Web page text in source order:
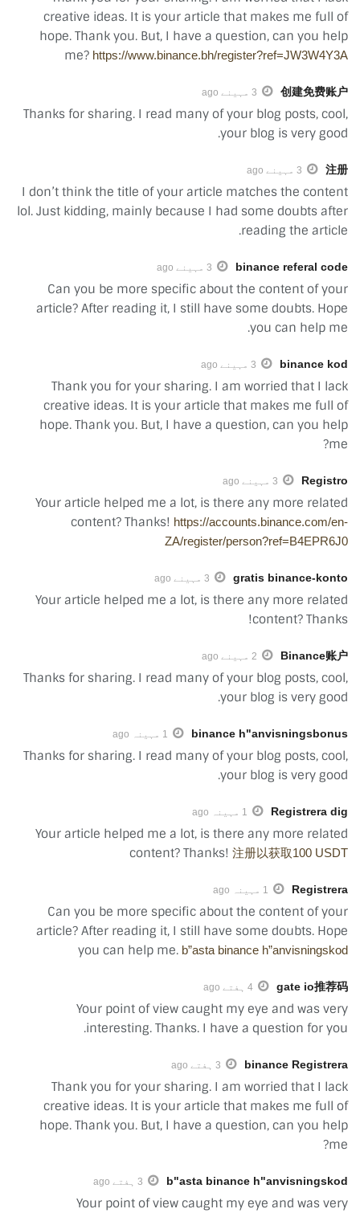
creative ideas. It is your article that makes me full of
hope. Thank you. But, I have a question, can you help
me? https://www.binance.bh/register?ref=JW3W4Y3A
创建免费账户 3 مہینے ago
Thanks for sharing. I read many of your blog posts, cool,
your blog is very good.
注册 3 مہینے ago
I don’t think the title of your article matches the content
lol. Just kidding, mainly because I had some doubts after
reading the article.
binance referal code 3 مہینے ago
Can you be more specific about the content of your
article? After reading it, I still have some doubts. Hope
you can help me.
binance kod 3 مہینے ago
Thank you for your sharing. I am worried that I lack
creative ideas. It is your article that makes me full of
hope. Thank you. But, I have a question, can you help
me?
Registro 3 مہینے ago
Your article helped me a lot, is there any more related
content? Thanks! https://accounts.binance.com/en-
ZA/register/person?ref=B4EPR6J0
gratis binance-konto 3 مہینے ago
Your article helped me a lot, is there any more related
content? Thanks!
Binance账户 2 مہینے ago
Thanks for sharing. I read many of your blog posts, cool,
your blog is very good.
binance h"anvisningsbonus 1 مہینہ ago
Thanks for sharing. I read many of your blog posts, cool,
your blog is very good.
Registrera dig 1 مہینہ ago
Your article helped me a lot, is there any more related
content? Thanks! 注册以获取100 USDT
Registrera 1 مہینہ ago
Can you be more specific about the content of your
article? After reading it, I still have some doubts. Hope
you can help me. b”asta binance h”anvisningskod
gate io推荐码 4 ہفتے ago
Your point of view caught my eye and was very
interesting. Thanks. I have a question for you.
binance Registrera 3 ہفتے ago
Thank you for your sharing. I am worried that I lack
creative ideas. It is your article that makes me full of
hope. Thank you. But, I have a question, can you help
me?
b"asta binance h"anvisningskod 3 ہفتے ago
Your point of view caught my eye and was very